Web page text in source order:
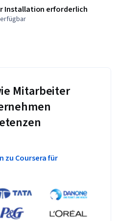
Installation erforderlich
Mitarbeiter
zu Coursera für